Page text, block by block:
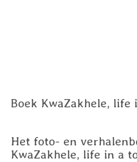
Boek KwaZakhele, life
Het foto- en
KwaZakhele, life in a